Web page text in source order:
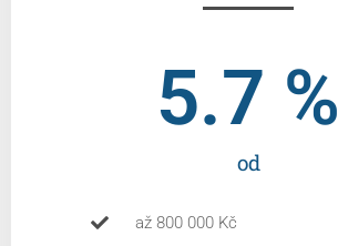
od
5.7 %
až 800 000 Kč